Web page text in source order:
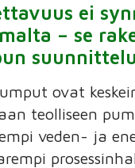
ei
– se
ovat
teolliseen
veden- ja